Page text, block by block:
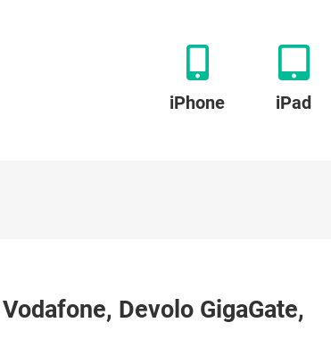
iPhone iPad
Devolo GigaGate,